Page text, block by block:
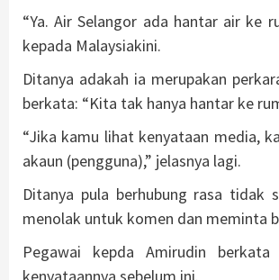
“Ya. Air Selangor ada hantar air ke
kepada Malaysiakini.
Ditanya adakah ia merupakan
berkata: “Kita tak hanya hantar ke
“Jika kamu lihat kenyataan media,
akaun (pengguna),” jelasnya lagi.
Ditanya pula berhubung rasa tidak
menolak untuk komen dan meminta
Pegawai kepda Amirudin